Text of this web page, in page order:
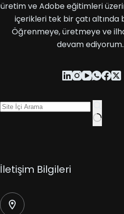
üretim ve Adobe eğitimleri
içerikleri tek bir çatı altında
Öğrenmeye, üretmeye ve
devam
İletişim Bilgileri